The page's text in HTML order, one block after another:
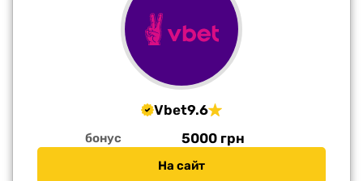
Vbet9.6
бонус 5000 грн
На сайт